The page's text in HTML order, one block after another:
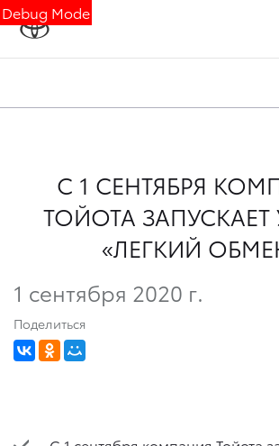
Debug Mode
С 1 СЕНТЯБРЯ
ТОЙОТА ЗАПУСКАЕТ
«ЛЕГКИЙ
1 сентября 2020 г.
Поделиться